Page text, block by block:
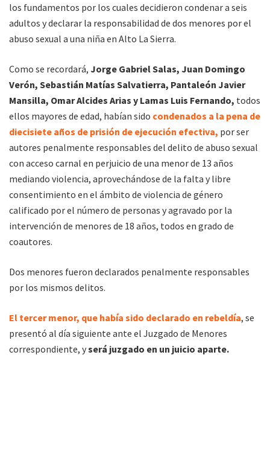
los fundamentos por los cuales decidieron condenar a seis
adultos y declarar la responsabilidad de dos menores por el
abuso sexual a una niña en Alto La Sierra.
Como se recordará, Jorge Gabriel Salas, Juan Domingo
Verón, Sebastián Matías Salvatierra, Pantaleón Javier
Mansilla, Omar Alcides Arias y Lamas Luis Fernando, todos
ellos mayores de edad, habían sido condenados a la pena de
diecisiete años de prisión de ejecución efectiva, por ser
autores penalmente responsables del delito de abuso sexual
con acceso carnal en perjuicio de una menor de 13 años
mediando violencia, aprovechándose de la falta y libre
consentimiento en el ámbito de violencia de género
calificado por el número de personas y agravado por la
intervención de menores de 18 años, todos en grado de
coautores.
Dos menores fueron declarados penalmente responsables
por los mismos delitos.
El tercer menor, que había sido declarado en rebeldía, se
presentó al día siguiente ante el Juzgado de Menores
correspondiente, yserá juzgado en un juicio aparte.